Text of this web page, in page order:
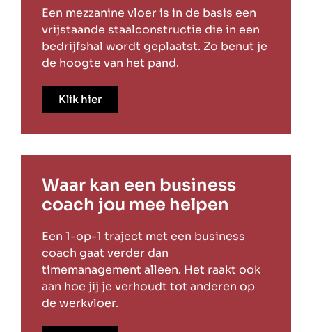
Een mezzanine vloer is in de basis een
vrijstaande staalconstructie die in een
bedrijfshal wordt geplaatst. Zo benut je
de hoogte van het pand.
Klik hier
Waar kan een business
coach jou mee helpen
Een 1-op-1 traject met een business
coach gaat verder dan
timemanagement alleen. Het raakt ook
aan hoe jij je verhoudt tot anderen op
de werkvloer.